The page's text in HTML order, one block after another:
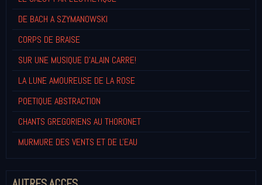
DE BACH A SZYMANOWSKI
CORPS DE BRAISE
SUR UNE MUSIQUE D'ALAIN CARRE!
LA LUNE AMOUREUSE DE LA ROSE
POETIQUE ABSTRACTION
CHANTS GREGORIENS AU THORONET
MURMURE DES VENTS ET DE L'EAU